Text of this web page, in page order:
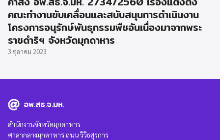
คณะทำงานขับเคลื่อนและสนับสนุนการดำเนินงาน
โครงการอนุรักษ์พันธุกรรมพืชอันเนื่องมาจากพระ
ราชดำริฯ จังหวัดมุกดาหาร
3 ตุลาคม 2023
อพ.สธ.จ.มห.
สำนักงานจังหวัดมุกดาหาร
ศาลากลางมุกดาหาร ถนน วิวิธสุรการ